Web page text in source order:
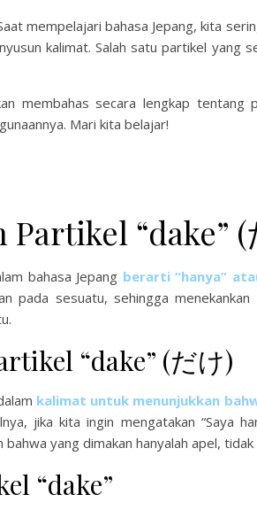
mempelajari bahasa Jepang, kita
kalimat. Salah satu partikel yang
membahas secara lengkap tentang
Mari kita belajar!
“dake” (
bahasa Jepang berarti “hanya”
pada sesuatu, sehingga
“dake” (だけ)
kalimat untuk menunjukkan
jika kita ingin mengatakan “Saya
bahwa yang dimakan hanyalah apel, tidak
“dake”